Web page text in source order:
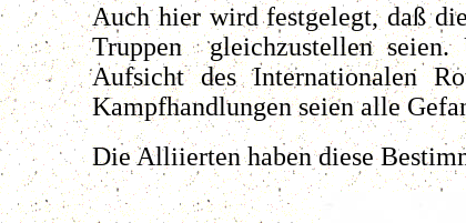
Auch hier wird festgelegt, daß
Truppen gleichzustellen seien.
Aufsicht des Internationalen
Kampfhandlungen seien alle
Die Alliierten haben diese